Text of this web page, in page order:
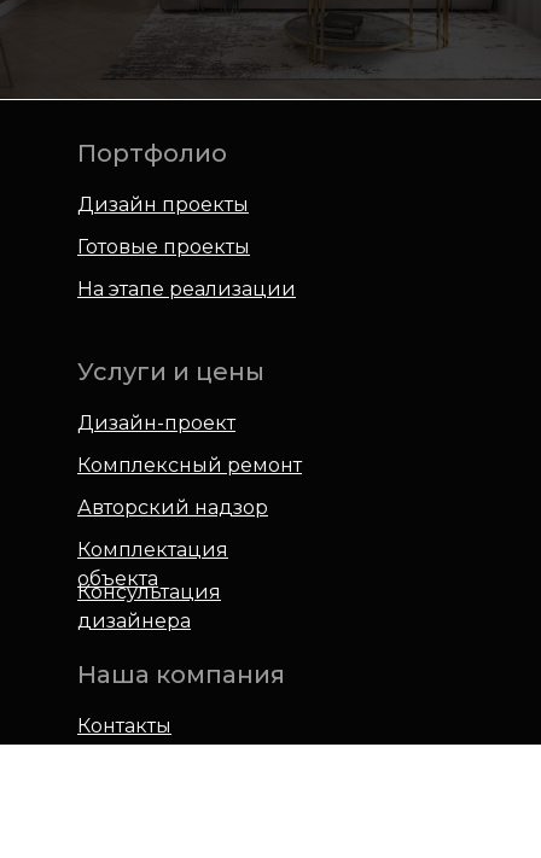
Портфолио
Дизайн проекты
Готовые проекты
На этапе реализации
Услуги и цены
Дизайн-проект
Комплексный ремонт
Авторский надзор
Наша компания
Контакты
Комплектация
объекта
Консультация
дизайнера